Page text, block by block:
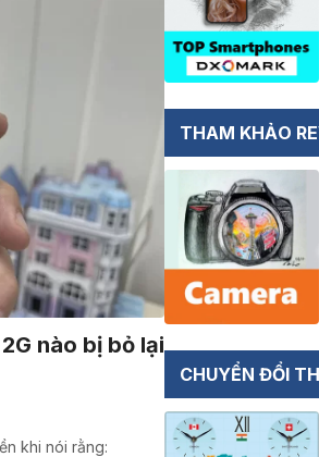
nào bị bỏ lại
khi nói rằng:
THAM KHẢO
CHUYỂN ĐỔI